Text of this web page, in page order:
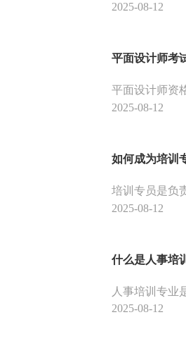
2025-08-12
平面设计师考
2025-08-12
如何成为培训
2025-08-12
什么是人事培
2025-08-12